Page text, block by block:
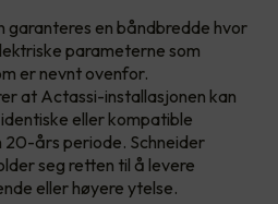
garanteres en båndbredde hvor
parameterne som
er nevnt ovenfor.
at Actassi-installasjonen kan
eller kompatible
20-års periode. Schneider
seg retten til å levere
eller høyere ytelse.